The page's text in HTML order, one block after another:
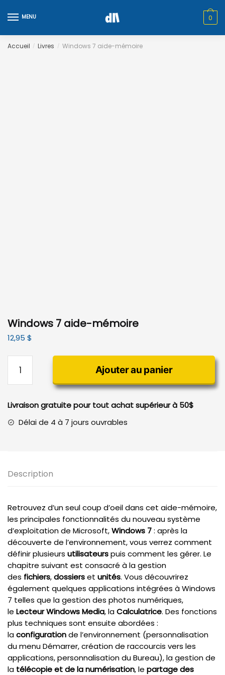
to
to
MENU 0
Accueil / Livres / Windows 7 aide-mémoire
Windows 7 aide-mémoire
12,95 $
Windows
aide-
mémoire
Ajouter au panier
Livraison gratuite pour tout achat supérieur à 50$
Délai de 4 à 7 jours ouvrables
Description
Retrouvez d’un seul coup d’oeil dans cet aide-mémoire,
les principales fonctionnalités du nouveau système
d’exploitation de Microsoft,Windows 7: après la
découverte de l’environnement, vous verrez comment
définir plusieurs utilisateurspuis comment les gérer. Le
chapitre suivant est consacré à la gestion
des fichiers,dossierset unités. Vous découvrirez
également quelques applications intégrées à Windows
7 telles que la gestion des photos numériques,
le Lecteur Windows Media, laCalculatrice. Des fonctions
plus techniques sont ensuite abordées :
laconfigurationde l’environnement (personnalisation
du menu Démarrer, création de raccourcis vers les
applications, personnalisation du Bureau), la gestion de
la télécopie et de la numérisation, le partage des